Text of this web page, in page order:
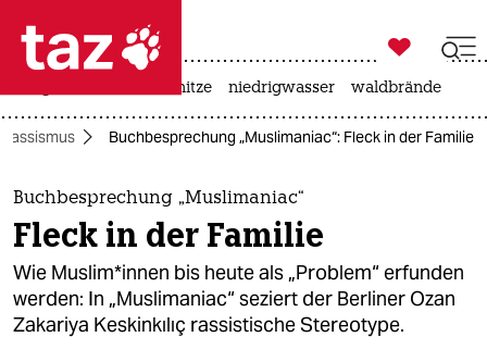
 taz zahl ich
taz zahl ich
themen
politik
öko
gesellschaft

taz zahl ich
hitze niedrigwasser waldbrände
Rassismus Buchbesprechung „Muslimaniac“: Fleck in der Familie
Buchbesprechung „Muslimaniac“
Fleck in der Familie
Wie Mus­li­m*in­nen bis heute als „Problem“ erfunden
werden: In „Muslimaniac“ seziert der Berliner Ozan
Zakariya Keskinkılıç rassistische Stereotype.